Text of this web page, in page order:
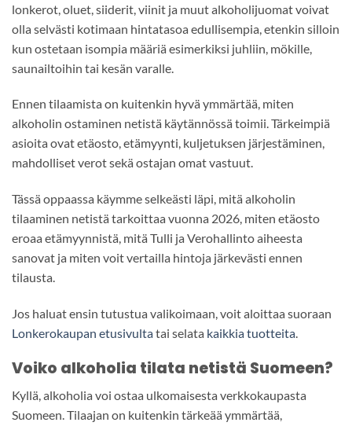
lonkerot, oluet, siiderit, viinit ja muut alkoholijuomat voivat
olla selvästi kotimaan hintatasoa edullisempia, etenkin silloin
kun ostetaan isompia määriä esimerkiksi juhliin, mökille,
saunailtoihin tai kesän varalle.
Ennen tilaamista on kuitenkin hyvä ymmärtää, miten
alkoholin ostaminen netistä käytännössä toimii. Tärkeimpiä
asioita ovat etäosto, etämyynti, kuljetuksen järjestäminen,
mahdolliset verot sekä ostajan omat vastuut.
Tässä oppaassa käymme selkeästi läpi, mitä alkoholin
tilaaminen netistä tarkoittaa vuonna 2026, miten etäosto
eroaa etämyynnistä, mitä Tulli ja Verohallinto aiheesta
sanovat ja miten voit vertailla hintoja järkevästi ennen
tilausta.
Jos haluat ensin tutustua valikoimaan, voit aloittaa suoraan
Lonkerokaupan etusivultatai selata kaikkia tuotteita.
Voiko alkoholia tilata netistä Suomeen?
Kyllä, alkoholia voi ostaa ulkomaisesta verkkokaupasta
Suomeen. Tilaajan on kuitenkin tärkeää ymmärtää,